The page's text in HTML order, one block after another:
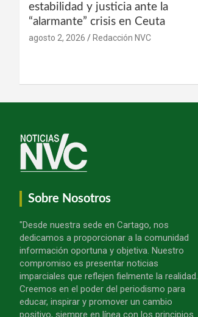
estabilidad y justicia ante la
“alarmante” crisis en Ceuta
agosto 2, 2026 Redacción NVC
Sobre Nosotros
"Desde nuestra sede en Cartago, nos
dedicamos a proporcionar a la comunidad
información oportuna y objetiva. Nuestro
compromiso es presentar noticias
imparciales que reflejen fielmente la realidad.
Creemos en el poder del periodismo para
educar, inspirar y promover un cambio
positivo, siempre en línea con los principios